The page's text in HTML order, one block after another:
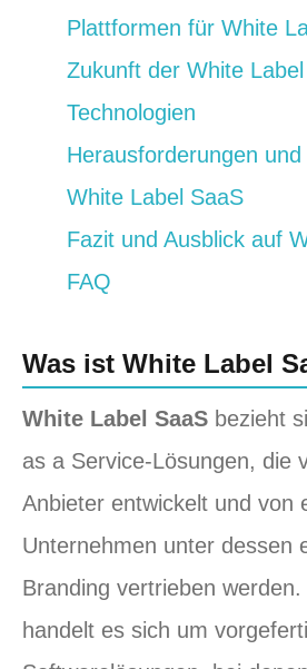
Plattformen für White
Zukunft der White
Technologien
Herausforderungen und
White Label SaaS
Fazit und Ausblick auf
FAQ
Was ist White Label
White Label SaaS bezieht
as a Service-Lösungen, die
Anbieter entwickelt und von
Unternehmen unter dessen
Branding vertrieben
handelt es sich um